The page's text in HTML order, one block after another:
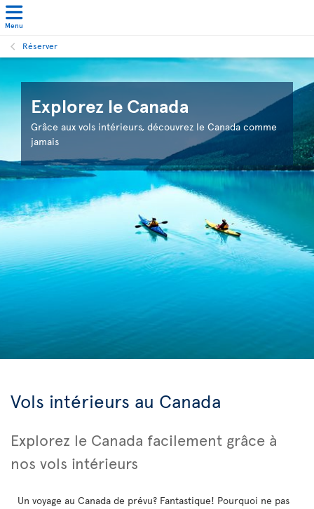
Menu
Réserver
Explorez le Canada
Grâce aux vols intérieurs, découvrez le Canada comme
jamais
Vols intérieurs au Canada
Explorez le Canada facilement grâce à
nos vols intérieurs
Un voyage au Canada de prévu? Fantastique! Pourquoi ne pas